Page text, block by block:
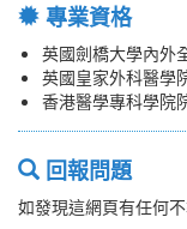
專業資格
英國劍橋大學內外
英國皇家外科醫學
香港醫學專科學院
回報問題
如發現這網頁有任何